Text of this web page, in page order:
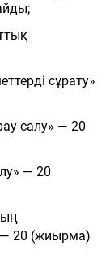
сұрату»
салу» — 20
— 20
— 20 (жиырма)